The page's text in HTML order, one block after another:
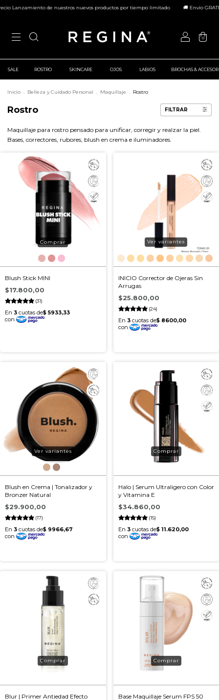
de nuestros nuevos productos por tiempo limitado 🚚 Envío GRATIS a todo
0
SALE ROSTRO SKINCARE OJOS LABIOS BROCHAS &
Inicio . Belleza y Cuidado Personal . Maquillaje . Rostro
Rostro FILTRAR
Maquillaje para rostro pensado para unificar, corregir y realzar la piel.
Bases, correctores, rubores, blush en crema e iluminadores.
Blush Stick MINI
(31)
$17.800,00
INICIO Corrector de Ojeras Sin
Arrugas
(24)
$25.800,00
Ver variantes
Blush en Crema | Tonalizador y
Bronzer Natural
(17)
$29.900,00
Ver variantes
Halo | Serum Ultraligero con Color
y Vitamina E
(15)
$34.860,00
Blur | Primer Antiedad Efecto
Base Maquillaje Serum FPS 50